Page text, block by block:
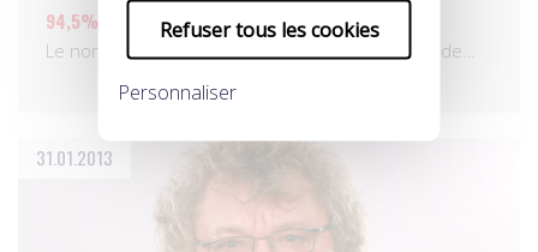
Refuser tous les cookies
Personnaliser
94,5% DES PROS S’ENGAGENT !
Le nombre de pros, adhérents à l’UNFP, atteste de…
31.01.2013